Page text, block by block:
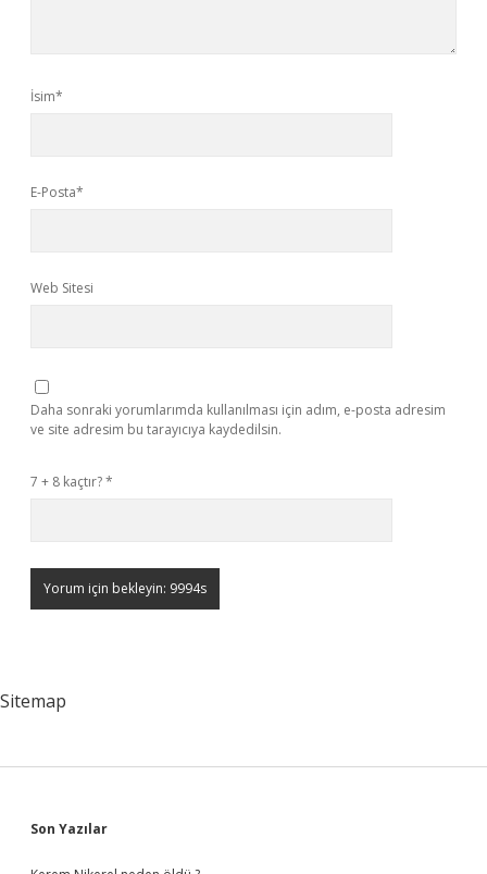
İsim*
E-Posta*
Web Sitesi
Daha sonraki yorumlarımda kullanılması için adım, e-posta adresim
ve site adresim bu tarayıcıya kaydedilsin.
7 + 8 kaçtır?*
Sitemap
Sidebar
Son Yazılar